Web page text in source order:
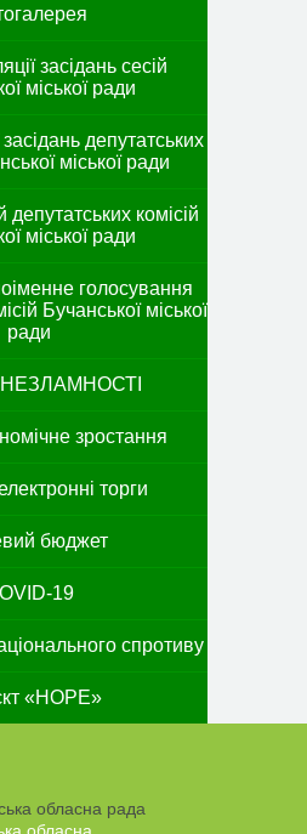
засідань сесій
міської ради
депутатських
міської ради
комісій
міської ради
голосування
Бучанської міської
ради
зростання
торги
бюджет
19
спротиву
«HOPE»